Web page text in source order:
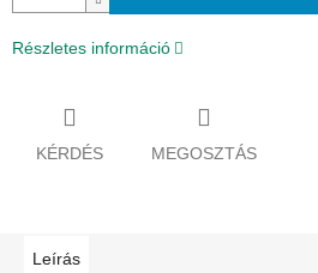
Részletes információ
KÉRDÉS MEGOSZTÁS
Leírás